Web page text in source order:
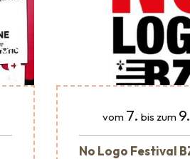
vom 7. bis zum 9.
No Logo Festival